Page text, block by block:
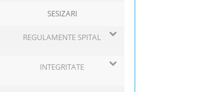
SESIZARI
REGULAMENTE SPITAL
INTEGRITATE